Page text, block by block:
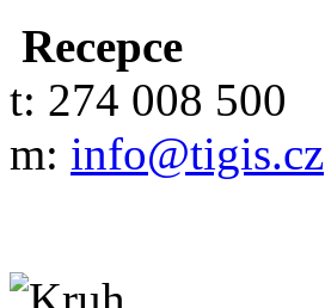
Recepce
t: 274 008 500
m: info@tigis.cz